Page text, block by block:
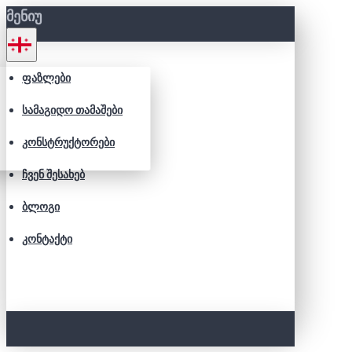
ᲛᲔᲜᲘᲣ
ᲤᲐᲖᲚᲔᲑᲘ
ᲡᲐᲛᲐᲒᲘᲓᲝ ᲗᲐᲛᲐᲨᲔᲑᲘ
ᲙᲝᲜᲡᲢᲠᲣᲥᲢᲝᲠᲔᲑᲘ
ᲩᲕᲔᲜ ᲨᲔᲡᲐᲮᲔᲑ
ᲑᲚᲝᲒᲘ
ᲙᲝᲜᲢᲐᲥᲢᲘ